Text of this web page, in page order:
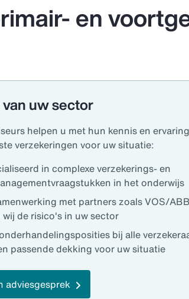
en
uw sector
helpen u met hun kennis en
verzekeringen voor uw situatie:
in complexe verzekerings- en
in het onderwijs
met partners zoals VOS/
wij de risico's in uw sector
bij alle
passende dekking voor uw situatie
adviesgesprek